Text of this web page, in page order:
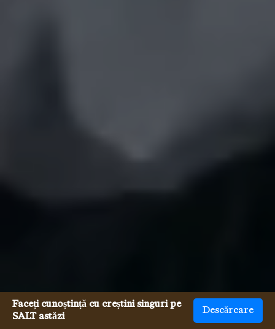
Faceți cunoștință cu creștini singuri pe
SALT astăzi
Descărcare